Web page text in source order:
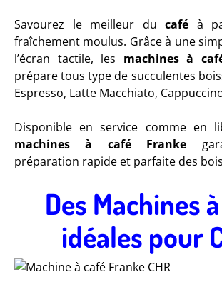
Savourez le meilleur du café à
fraîchement moulus. Grâce à une
l’écran tactile, les machines à
prépare tous type de succulentes
Espresso, Latte Macchiato,
Disponible en service comme en
machines à café Franke
préparation rapide et parfaite des
Des Machines
idéales pour